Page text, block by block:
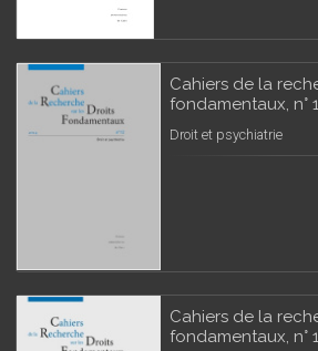
Cahiers de la
fondamentaux, n°
Droit et psychiatrie
Cahiers de la
fondamentaux, n°